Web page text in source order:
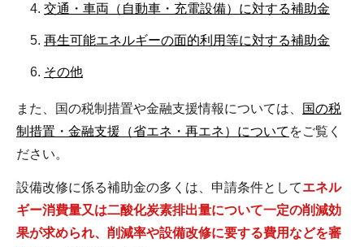
交通・車両（自動車・充電設備）に対する補助金
再生可能エネルギーの面的利用等に対する補助金
その他
また、国の税制措置や金融支援情報については、
国の税
制措置・金融支援（省エネ・再エネ）について をご覧く
ださい。
設備改修に係る補助金の多くは、申請条件としてエネル
ギー消費量又は二酸化炭素排出量について一定の削減効
果が求められ、削減率や設備改修に要する費用などを審